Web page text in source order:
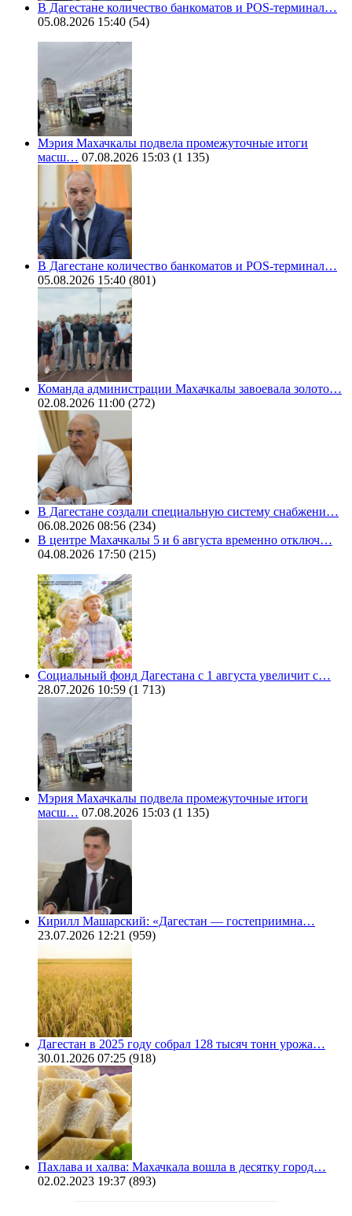
В Дагестане количество банкоматов и POS-терминал…
05.08.2026 15:40 (54)
Мэрия Махачкалы подвела промежуточные итоги
масш… 07.08.2026 15:03 (1 135)
В Дагестане количество банкоматов и POS-терминал…
05.08.2026 15:40 (801)
Команда администрации Махачкалы завоевала золото…
02.08.2026 11:00 (272)
В Дагестане создали специальную систему снабжени…
06.08.2026 08:56 (234)
В центре Махачкалы 5 и 6 августа временно отключ…
04.08.2026 17:50 (215)
Социальный фонд Дагестана с 1 августа увеличит с…
28.07.2026 10:59 (1 713)
Мэрия Махачкалы подвела промежуточные итоги
масш… 07.08.2026 15:03 (1 135)
Кирилл Машарский: «Дагестан — гостеприимна…
23.07.2026 12:21 (959)
Дагестан в 2025 году собрал 128 тысяч тонн урожа…
30.01.2026 07:25 (918)
Пахлава и халва: Махачкала вошла в десятку город…
02.02.2023 19:37 (893)